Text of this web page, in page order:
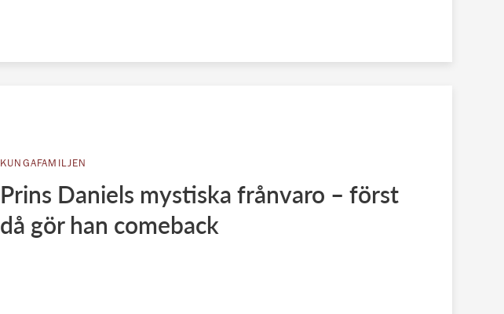
KUNGAFAMILJEN
Prins Daniels mystiska frånvaro – först
då gör han comeback